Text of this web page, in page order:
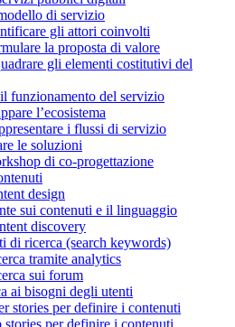
di servizio
gli attori coinvolti
la proposta di valore
gli elementi costitutivi del
funzionamento del servizio
l’ecosistema
i flussi di servizio
le soluzioni
di co-progettazione
design
sui contenuti e il linguaggio
discovery
di ricerca (search keywords)
tramite analytics
sui forum
ai bisogni degli utenti
stories per definire i contenuti
stories per definire i contenuti